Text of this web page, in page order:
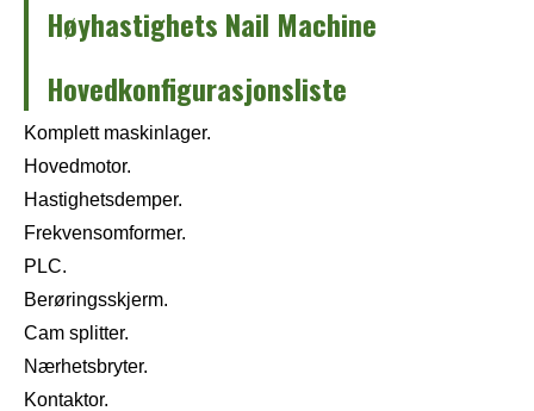
Høyhastighets Nail Machine
Hovedkonfigurasjonsliste
Komplett maskinlager.
Hovedmotor.
Hastighetsdemper.
Frekvensomformer.
PLC.
Berøringsskjerm.
Cam splitter.
Nærhetsbryter.
Kontaktor.